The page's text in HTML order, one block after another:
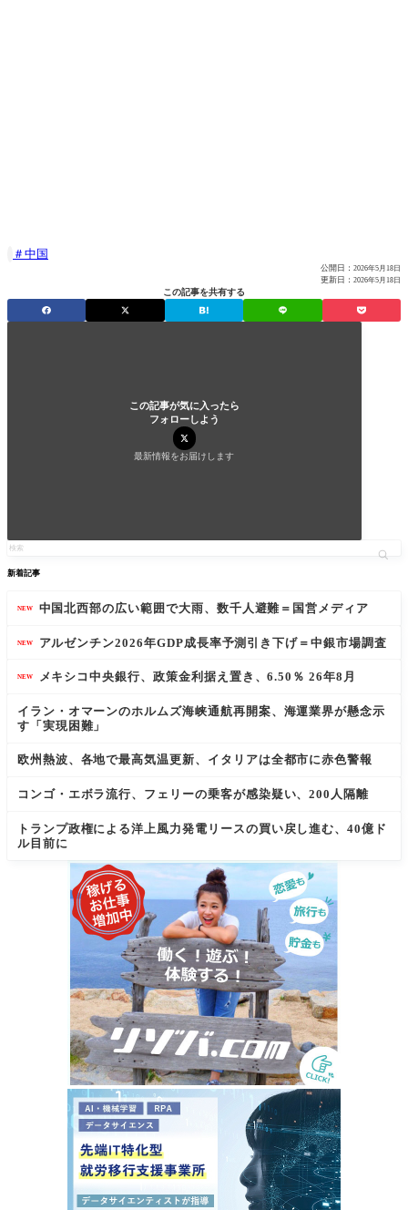
中国
公開日： 2026年5月18日
更新日： 2026年5月18日
この記事を共有する
この記事が気に入ったら
フォローしよう
最新情報をお届けします
新着記事
NEW 中国北西部の広い範囲で大雨、数千人避難＝国営メディア
NEW アルゼンチン2026年GDP成長率予測引き下げ＝中銀市場調査
NEW メキシコ中央銀行、政策金利据え置き、6.50％ 26年8月
イラン・オマーンのホルムズ海峡通航再開案、海運業界が懸念示
す「実現困難」
欧州熱波、各地で最高気温更新、イタリアは全都市に赤色警報
コンゴ・エボラ流行、フェリーの乗客が感染疑い、200人隔離
トランプ政権による洋上風力発電リースの買い戻し進む、40億ド
ル目前に